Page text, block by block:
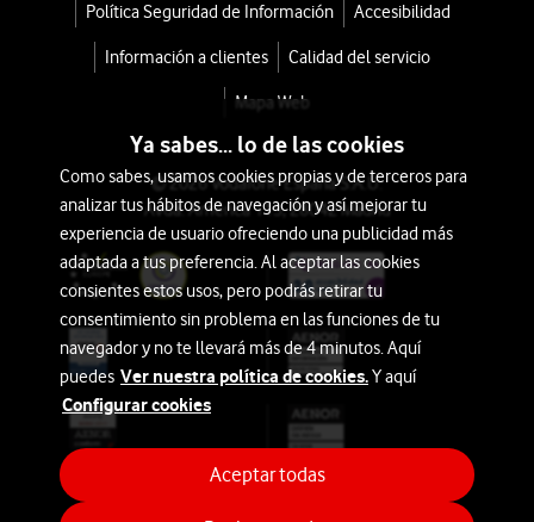
Política Seguridad de Información Accesibilidad
Información a clientes Calidad del servicio
Mapa Web
© 2026 Vodafone España S.A.U.
Avda. América 115, 28042 Madrid
Ya sabes... lo de las cookies
Como sabes, usamos cookies propias y de terceros para
analizar tus hábitos de navegación y así mejorar tu
experiencia de usuario ofreciendo una publicidad más
adaptada a tus preferencia. Al aceptar las cookies
consientes estos usos, pero podrás retirar tu
consentimiento sin problema en las funciones de tu
navegador y no te llevará más de 4 minutos. Aquí
puedes Ver nuestra política de cookies.Y aquí
Configurar cookies
Aceptar todas